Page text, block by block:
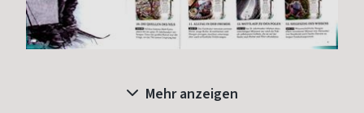
Mehr anzeigen